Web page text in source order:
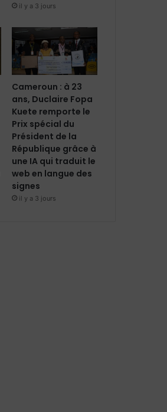
il y a 3 jours
Cameroun : à 23
ans, Duclaire Fopa
Kuete remporte le
Prix spécial du
Président de la
République grâce à
une IA qui traduit le
web en langue des
signes
il y a 3 jours